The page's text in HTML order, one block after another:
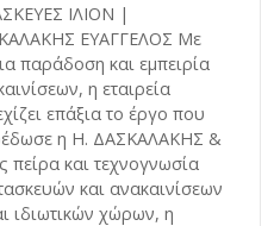
ΙΛΙΟΝ |
ΕΥΑΓΓΕΛΟΣ Με
παράδοση και εμπειρία
η εταιρεία
επάξια το έργο που
η Η. ΔΑΣΚΑΛΑΚΗΣ &
πείρα και τεχνογνωσία
και ανακαινίσεων
ιδιωτικών χώρων, η